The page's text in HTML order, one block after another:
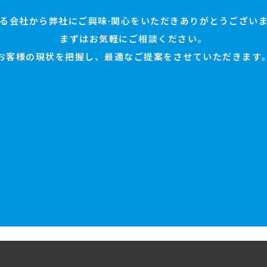
会社から弊社にご興味·関心をいただきありがとうございま
まずはお気軽にご相談ください。
客様の現状を把握し、最適なご提案をさせていただきます。